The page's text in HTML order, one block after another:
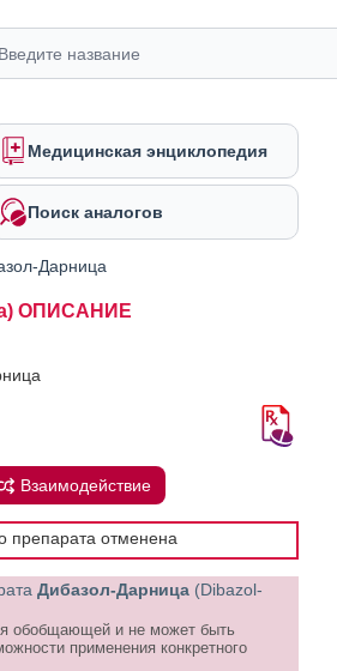
Медицинская энциклопедия
Поиск аналогов
Дарница
ОПИСАНИЕ
Взаимодействие
препарата отменена
Дибазол-Дарница (Dibazol-
обобщающей и не может быть
применения конкретного